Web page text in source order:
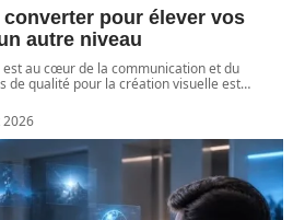
pour élever vos
autre niveau
au cœur de la communication et du
de qualité pour la création visuelle est…